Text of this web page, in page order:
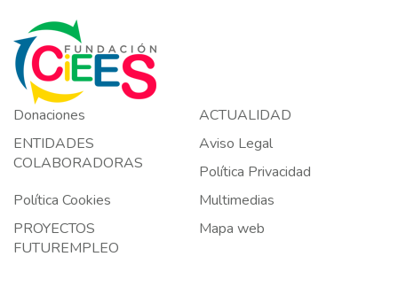
Donaciones
ACTUALIDAD
ENTIDADES
COLABORADORAS
Aviso Legal
Política Privacidad
Política Cookies
Multimedias
PROYECTOS
FUTUREMPLEO
Mapa web